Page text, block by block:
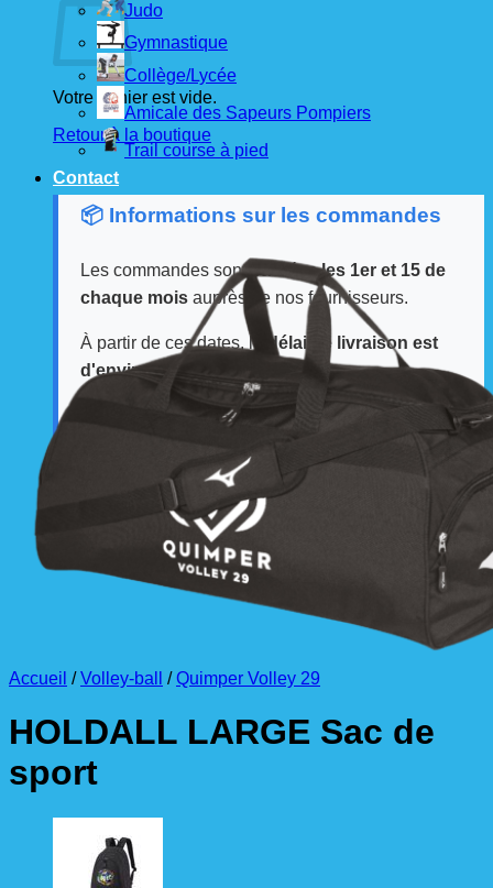
Votre panier est vide.
Retour à la boutique
📦 Informations sur les commandes
Les commandes sont passéesles 1er et 15 de
chaque mois auprès de nos fournisseurs.
À partir de ces dates, le
délai de livraison est
d'environ 3 semaines
La livraison est effectuée directement au club .
La commande est à récupérer auprès du
référent des équipements du club
Judo
Gymnastique
Collège/Lycée
Amicale des Sapeurs Pompiers
Trail course à pied
Contact
Accueil / Volley-ball / Quimper Volley 29
HOLDALL LARGE Sac de
sport